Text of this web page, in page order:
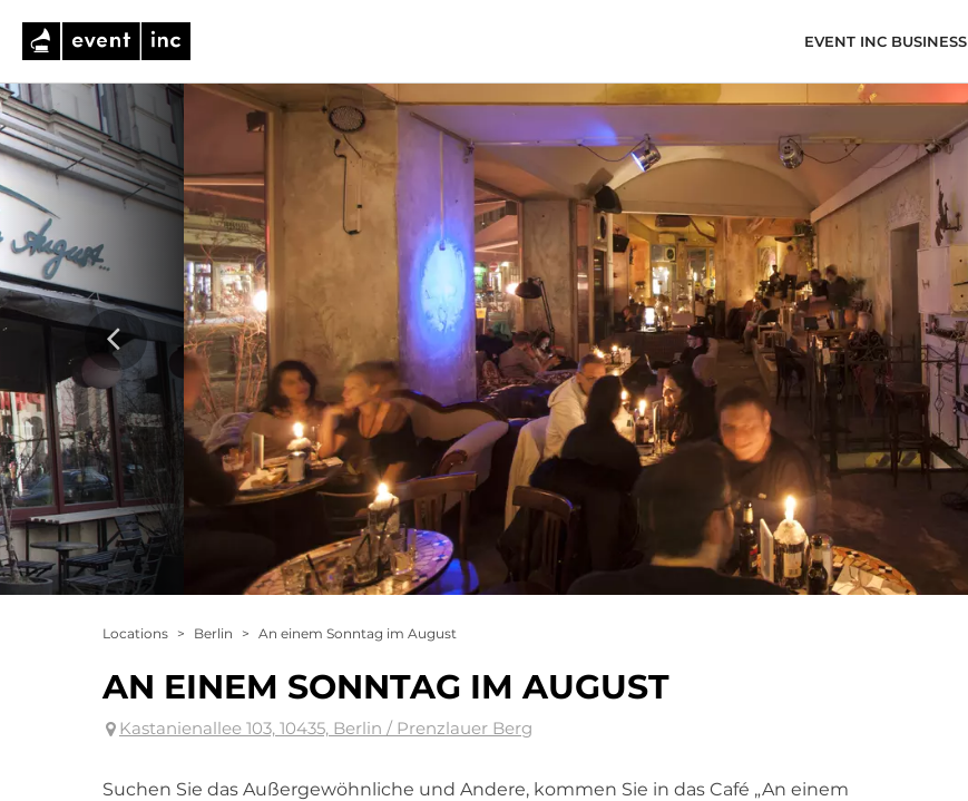
EVENT INC BUSINESS
Locations > Berlin > An einem Sonntag im August
AN EINEM SONNTAG IM AUGUST
Kastanienallee 103, 10435, Berlin / Prenzlauer Berg
Suchen Sie das Außergewöhnliche und Andere, kommen Sie in das Café „An einem